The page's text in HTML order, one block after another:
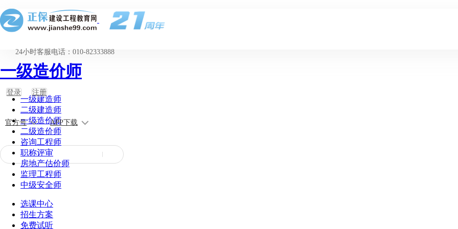
24小时客服电话：010-82333888
登录 注册
官方号 APP下载
一级造价师
一级建造师
二级建造师
一级造价师
二级造价师
咨询工程师
职称评审
房地产估价师
监理工程师
中级安全师
选课中心
招生方案
免费试听